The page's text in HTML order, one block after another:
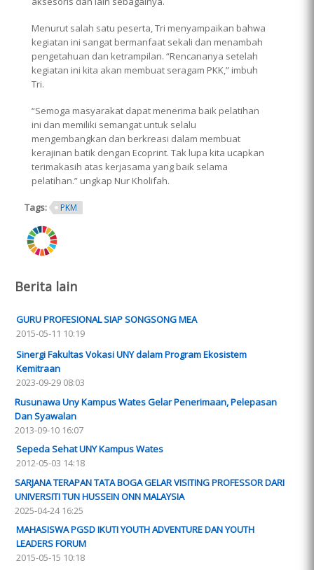
Menurut salah satu peserta, Tri menyampaikan bahwa
kegiatan ini sangat bermanfaat sekali dan menambah
pengetahuan dan ketrampilan. “Rencananya setelah
kegiatan ini kita akan membuat seragam PKK,” imbuh
Tri.
“Semoga masyarakat dapat menerima baik pelatihan
ini dan memiliki semangat untuk selalu
mengembangkan dan berkreasi dalam membuat
kerajinan batik dengan Ecoprint. Tak lupa kita ucapkan
terimakasih atas kerjasama yang baik selama
pelatihan.” ungkap Nur Kholifah.
Tags: PKM
ring.png
Berita lain
GURU PROFESIONAL SIAP SONGSONG MEA
2015-05-11 10:19
Sinergi Fakultas Vokasi UNY dalam Program Ekosistem
Kemitraan
2023-09-29 08:03
Rusunawa Uny Kampus Wates Gelar Penerimaan, Pelepasan
Dan Syawalan
2013-09-10 16:07
Sepeda Sehat UNY Kampus Wates
2012-05-03 14:18
SARJANA TERAPAN TATA BOGA GELAR VISITING PROFESSOR DARI
UNIVERSITI TUN HUSSEIN ONN MALAYSIA
2025-04-24 16:25
MAHASISWA PGSD IKUTI YOUTH ADVENTURE DAN YOUTH
LEADERS FORUM
2015-05-15 10:18